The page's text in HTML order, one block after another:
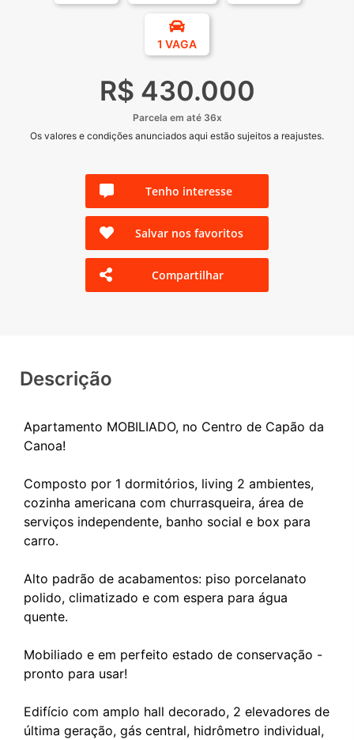
1 VAGA
R$ 430.000
Parcela em até 36x
Os valores e condições anunciados aqui estão sujeitos a reajustes.
Tenho interesse
Salvar nos favoritos
Compartilhar
Descrição
Apartamento MOBILIADO, no Centro de Capão da
Canoa!
Composto por 1 dormitórios, living 2 ambientes,
cozinha americana com churrasqueira, área de
serviços independente, banho social e box para
carro.
Alto padrão de acabamentos: piso porcelanato
polido, climatizado e com espera para água
quente.
Mobiliado e em perfeito estado de conservação -
pronto para usar!
Edifício com amplo hall decorado, 2 elevadores de
última geração, gás central, hidrômetro individual,